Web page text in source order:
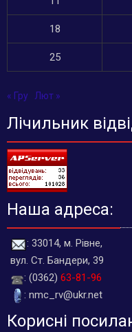
18
25
« Гру Лют »
Лічильник
Наша адреса:
: 33014, м. Рівне,
вул. Ст. Бандери, 39
: (0362) 63-81-96
: nmc_rv@ukr.net
Корисні